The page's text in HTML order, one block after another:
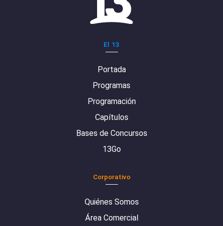
El 13
Portada
Programas
Programación
Capítulos
Bases de Concursos
13Go
Corporativo
Quiénes Somos
Área Comercial